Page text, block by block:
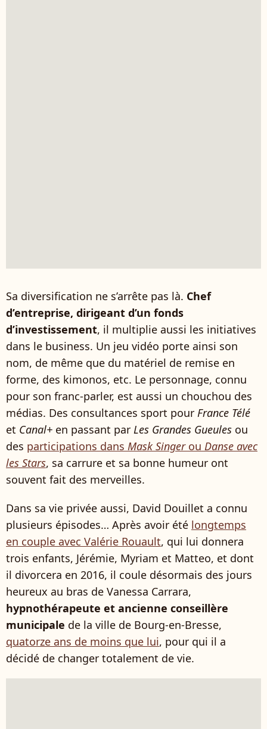
Sa diversification ne s’arrête pas là. Chef
d’entreprise, dirigeant d’un fonds
d’investissement, il multiplie aussi les initiatives
dans le business. Un jeu vidéo porte ainsi son
nom, de même que du matériel de remise en
forme, des kimonos, etc. Le personnage, connu
pour son franc-parler, est aussi un chouchou des
médias. Des consultances sport pour France Télé
et Canal+ en passant par Les Grandes Gueules ou
des participations dans Mask Singerou Danse avec
les Stars, sa carrure et sa bonne humeur ont
souvent fait des merveilles.
Dans sa vie privée aussi, David Douillet a connu
plusieurs épisodes… Après avoir été longtemps
en couple avec Valérie Rouault, qui lui donnera
trois enfants, Jérémie, Myriam et Matteo, et dont
il divorcera en 2016, il coule désormais des jours
heureux au bras de Vanessa Carrara,
hypnothérapeute et ancienne conseillère
municipale de la ville de Bourg-en-Bresse,
quatorze ans de moins que lui, pour qui il a
décidé de changer totalement de vie.